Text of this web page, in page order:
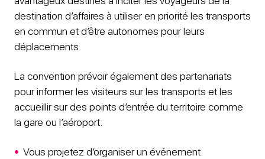
destination d’affaires à utiliser en priorité les transports
en commun et d’être autonomes pour leurs
déplacements.
La convention prévoir également des partenariats
pour informer les visiteurs sur les transports et les
accueillir sur des points d’entrée du territoire comme
la gare ou l’aéroport.
Vous projetez d’organiser un événement